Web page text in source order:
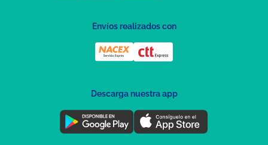
Envíos realizados con
Descarga nuestra app